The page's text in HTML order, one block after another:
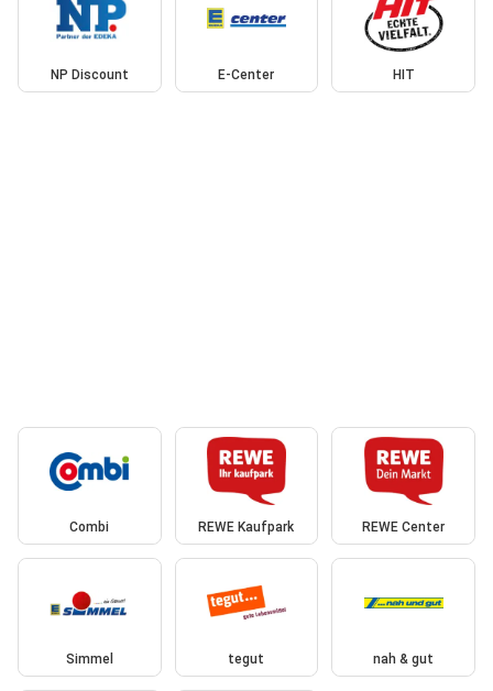
NP Discount E-Center HIT
Combi REWE Kaufpark REWE Center
Simmel tegut nah & gut